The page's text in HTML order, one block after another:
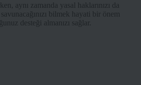
aynı zamanda yasal haklarınızı da
bilmek hayati bir önem
desteği almanızı sağlar.